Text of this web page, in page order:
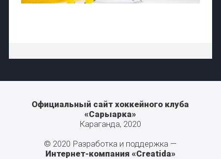
Официальный сайт хоккейного клуба
«Сарыарка»
Караганда, 2020
© 2020 Разработка и поддержка —
Интернет-компания «Creatida»